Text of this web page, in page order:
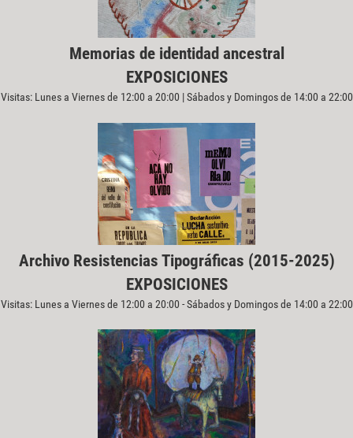
Memorias de identidad ancestral
EXPOSICIONES
Visitas: Lunes a Viernes de 12:00 a 20:00 | Sábados y Domingos de 14:00 a 22:00
Archivo Resistencias Tipográficas (2015-2025)
EXPOSICIONES
Visitas: Lunes a Viernes de 12:00 a 20:00 - Sábados y Domingos de 14:00 a 22:00